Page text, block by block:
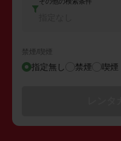
禁煙/喫煙
指定無し 禁煙 喫煙